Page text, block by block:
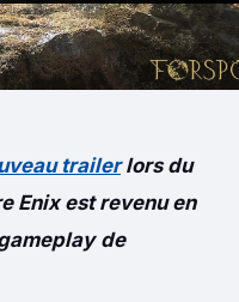
trailerlors du
Enix est revenu en
de